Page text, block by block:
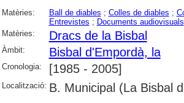
Matèries: Ball de diables ; Colles de diables ;
Entrevistes ; Documents audiovisuals
Matèries:
Dracs de la Bisbal
Àmbit: Bisbal d'Empordà, la
Cronologia: [1985 - 2005]
Localització: B. Municipal (La Bisbal